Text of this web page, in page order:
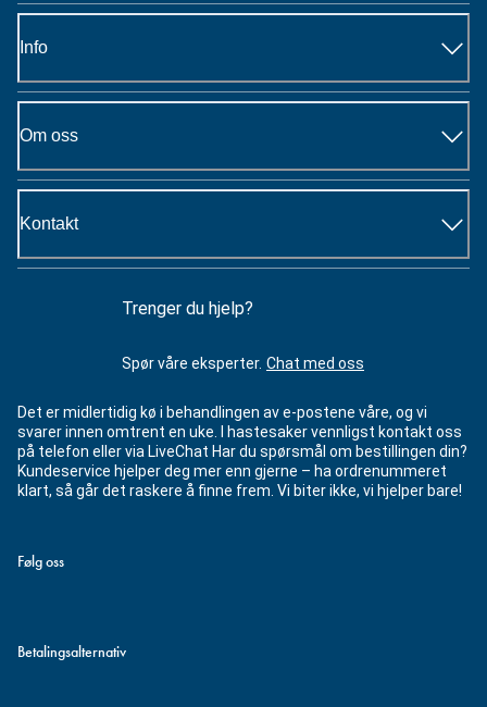
Info
Om oss
Kontakt
Trenger du hjelp?
Spør våre eksperter. Chat med oss
Det er midlertidig kø i behandlingen av e-postene våre, og vi
svarer innen omtrent en uke. I hastesaker vennligst kontakt oss
på telefon eller via LiveChat Har du spørsmål om bestillingen din?
Kundeservice hjelper deg mer enn gjerne – ha ordrenummeret
klart, så går det raskere å finne frem. Vi biter ikke, vi hjelper bare!
Følg oss
Betalingsalternativ